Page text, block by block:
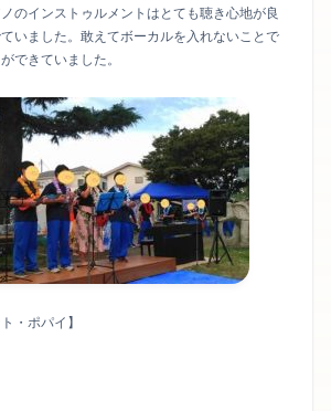
のインストゥルメントはとても聴き心地が良
いました。敢えてボーカルを入れないことで
できていました。
・ポパイ】